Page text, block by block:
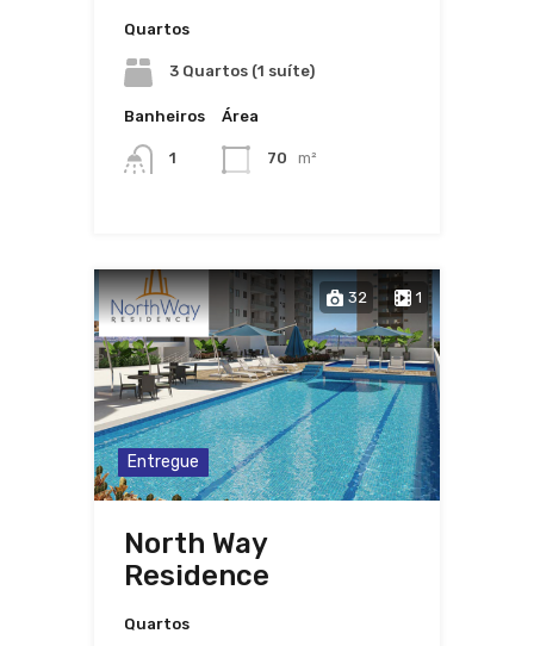
Quartos
3 Quartos (1 suíte)
Banheiros
1
Área
70 m²
32 1
Entregue
North Way
Residence
Quartos